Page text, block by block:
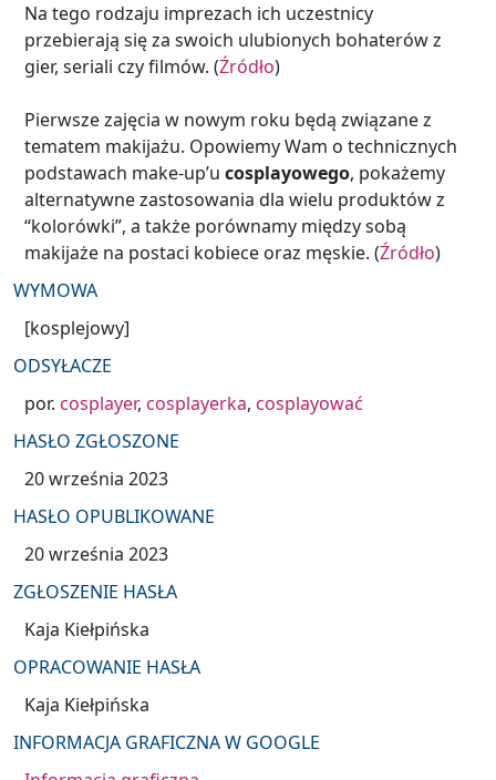
Na tego rodzaju imprezach ich uczestnicy
przebierają się za swoich ulubionych bohaterów z
gier, seriali czy filmów. (Źródło)
Pierwsze zajęcia w nowym roku będą związane z
tematem makijażu. Opowiemy Wam o technicznych
podstawach make-up’u cosplayowego, pokażemy
alternatywne zastosowania dla wielu produktów z
“kolorówki”, a także porównamy między sobą
makijaże na postaci kobiece oraz męskie. (Źródło)
WYMOWA
[kosplejowy]
ODSYŁACZE
por. cosplayer, cosplayerka, cosplayować
HASŁO ZGŁOSZONE
20 września 2023
HASŁO OPUBLIKOWANE
20 września 2023
ZGŁOSZENIE HASŁA
Kaja Kiełpińska
OPRACOWANIE HASŁA
Kaja Kiełpińska
INFORMACJA GRAFICZNA W GOOGLE